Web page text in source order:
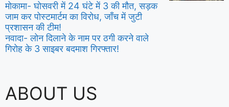
मोकामा- घोसवरी में 24 घंटे में 3 की मौत, सड़क
जाम कर पोस्टमार्टम का विरोध, जाँच में जुटी
प्रशासन की टीम!
नवादा- लोन दिलाने के नाम पर ठगी करने वाले
गिरोह के 3 साइबर बदमाश गिरफ्तार!
ABOUT US